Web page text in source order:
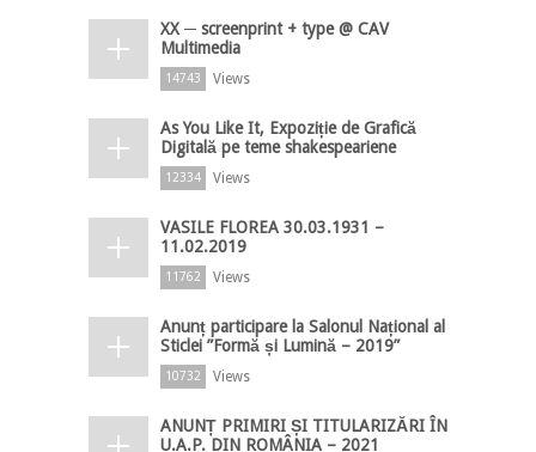
XX ─ screenprint + type @ CAV
Multimedia
14743 Views
As You Like It, Expoziție de Grafică
Digitală pe teme shakespeariene
12334 Views
VASILE FLOREA 30.03.1931 –
11.02.2019
11762 Views
Anunț participare la Salonul Național al
Sticlei ”Formă și Lumină – 2019”
10732 Views
ANUNȚ PRIMIRI ȘI TITULARIZĂRI ÎN
U.A.P. DIN ROMÂNIA – 2021